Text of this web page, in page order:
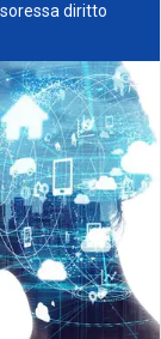
diritto